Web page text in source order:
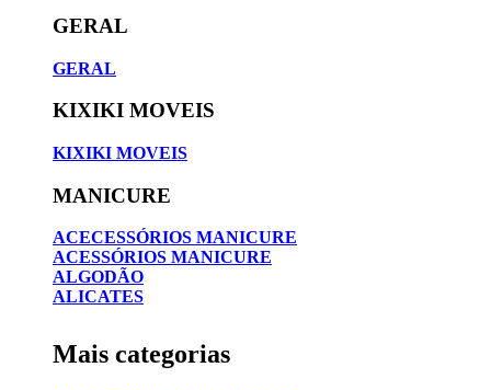
GERAL
GERAL
KIXIKI MOVEIS
KIXIKI MOVEIS
MANICURE
ACECESSÓRIOS MANICURE
ACESSÓRIOS MANICURE
ALGODÃO
ALICATES
Mais categorias